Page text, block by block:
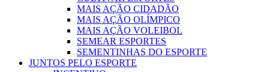
MAIS AÇÃO CIDADÃO
MAIS AÇÃO OLÍMPICO
MAIS AÇÃO VOLEIBOL
SEMEAR ESPORTES
SEMENTINHAS DO ESPORTE
JUNTOS PELO ESPORTE